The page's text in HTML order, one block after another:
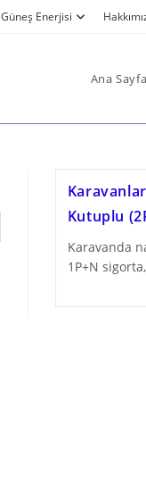
Güneş Enerjisi
Ana Sayfa
Kutuplu
Karavanda
1P+N